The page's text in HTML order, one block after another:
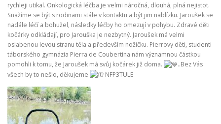
rychleji utikal. Onkologická léčba je velmi náročná, dlouhá, plná nejistot.
Snažíme se být s rodinami stále v kontaktu a být jim nablízku. Jaroušek se
nadále léčí a bohužel, následky léčby ho omezují v pohybu. Zdravé děti
kočárky odkládají, pro Jarouška je nezbytný. Jaroušek má velmi
oslabenou levou stranu těla a především nožičku. Pierrovy děti, studenti
táborského gymnázia Pierra de Coubertina nám významnou částkou
pomohli k tomu, že Jaroušek má svůj kočárek již doma..
..Bez Vás
všech by to nešlo, děkujeme
NFP3TULE